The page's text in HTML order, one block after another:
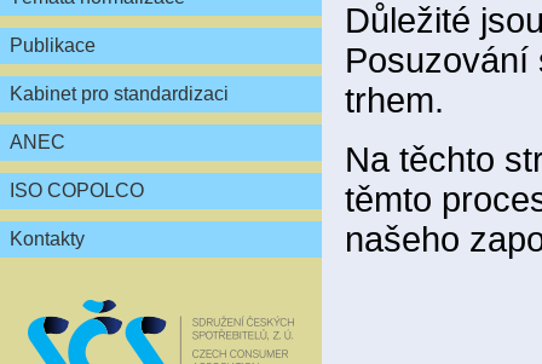
Publikace
Kabinet pro standardizaci
ANEC
ISO COPOLCO
Kontakty
Důležité
Posuzování
trhem.
Na těchto
těmto
našeho